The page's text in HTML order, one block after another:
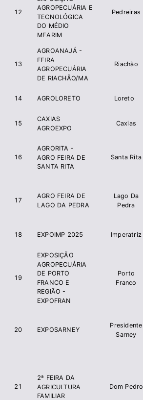
12
AGROPECUÁRIA E
TECNOLÓGICA
DO MÉDIO
MEARIM
Pedreiras
13
AGROANAJÁ -
FEIRA
AGROPECUÁRIA
DE RIACHÃO/MA
Riachão
14 AGROLORETO Loreto
15
CAXIAS
AGROEXPO
Caxias
16
AGRORITA -
AGRO FEIRA DE
SANTA RITA
Santa Rita
17
AGRO FEIRA DE
LAGO DA PEDRA
Lago Da
Pedra
18 EXPOIMP 2025 Imperatriz
19
EXPOSIÇÃO
AGROPECUÁRIA
DE PORTO
FRANCO E
REGIÃO -
EXPOFRAN
Porto
Franco
20 EXPOSARNEY
Presidente
Sarney
21
2ª FEIRA DA
AGRICULTURA
FAMILIAR
Dom Pedro